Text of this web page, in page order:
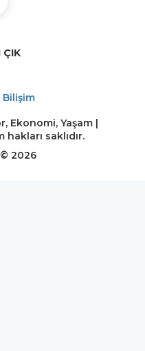
ÇIK
Bilişim
Ekonomi, Yaşam |
saklıdır.
2026